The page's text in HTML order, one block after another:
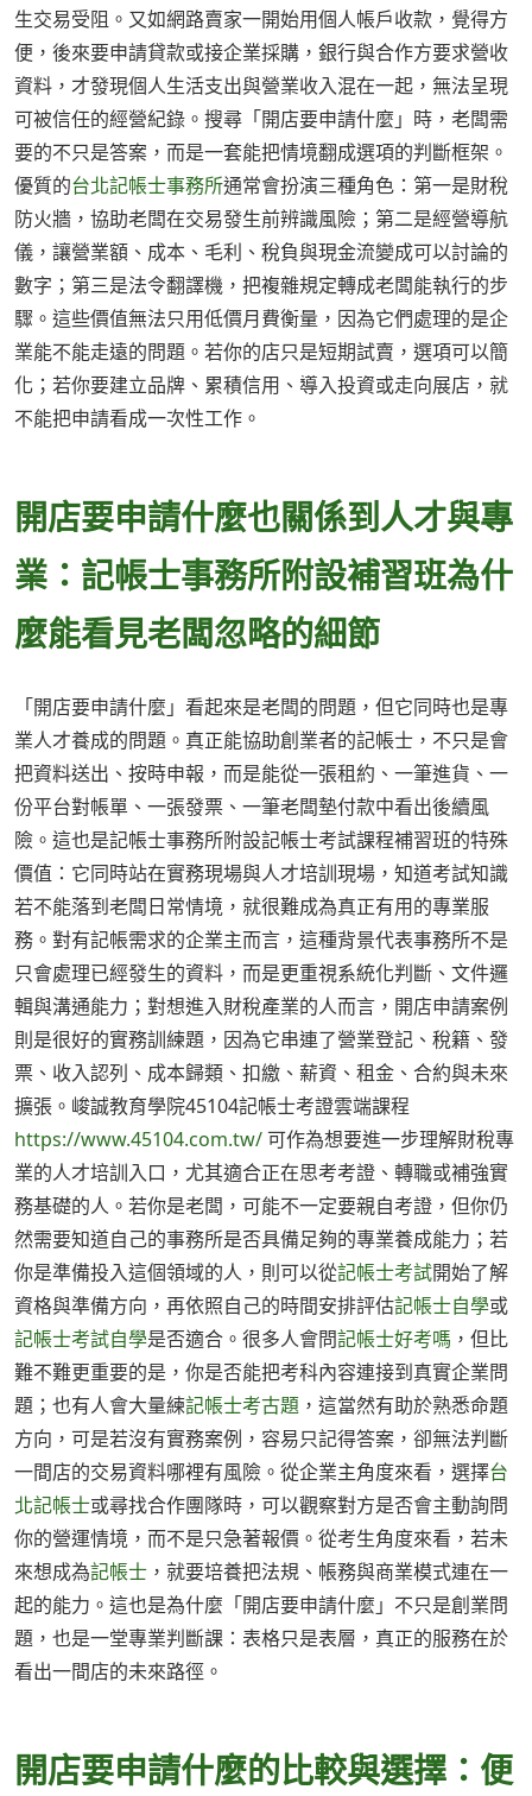
生交易受阻。又如網路賣家一開始用個人帳戶收款，覺得方
便，後來要申請貸款或接企業採購，銀行與合作方要求營收
資料，才發現個人生活支出與營業收入混在一起，無法呈現
可被信任的經營紀錄。搜尋「開店要申請什麼」時，老闆需
要的不只是答案，而是一套能把情境翻成選項的判斷框架。
優質的台北記帳士事務所通常會扮演三種角色：第一是財稅
防火牆，協助老闆在交易發生前辨識風險；第二是經營導航
儀，讓營業額、成本、毛利、稅負與現金流變成可以討論的
數字；第三是法令翻譯機，把複雜規定轉成老闆能執行的步
驟。這些價值無法只用低價月費衡量，因為它們處理的是企
業能不能走遠的問題。若你的店只是短期試賣，選項可以簡
化；若你要建立品牌、累積信用、導入投資或走向展店，就
不能把申請看成一次性工作。
開店要申請什麼也關係到人才與專
業：記帳士事務所附設補習班為什
麼能看見老闆忽略的細節
「開店要申請什麼」看起來是老闆的問題，但它同時也是專
業人才養成的問題。真正能協助創業者的記帳士，不只是會
把資料送出、按時申報，而是能從一張租約、一筆進貨、一
份平台對帳單、一張發票、一筆老闆墊付款中看出後續風
險。這也是記帳士事務所附設記帳士考試課程補習班的特殊
價值：它同時站在實務現場與人才培訓現場，知道考試知識
若不能落到老闆日常情境，就很難成為真正有用的專業服
務。對有記帳需求的企業主而言，這種背景代表事務所不是
只會處理已經發生的資料，而是更重視系統化判斷、文件邏
輯與溝通能力；對想進入財稅產業的人而言，開店申請案例
則是很好的實務訓練題，因為它串連了營業登記、稅籍、發
票、收入認列、成本歸類、扣繳、薪資、租金、合約與未來
擴張。峻誠教育學院45104記帳士考證雲端課程
https://www.45104.com.tw/ 可作為想要進一步理解財稅專
業的人才培訓入口，尤其適合正在思考考證、轉職或補強實
務基礎的人。若你是老闆，可能不一定要親自考證，但你仍
然需要知道自己的事務所是否具備足夠的專業養成能力；若
你是準備投入這個領域的人，則可以從記帳士考試開始了解
資格與準備方向，再依照自己的時間安排評估記帳士自學或
記帳士考試自學是否適合。很多人會問記帳士好考嗎 ，但比
難不難更重要的是，你是否能把考科內容連接到真實企業問
題；也有人會大量練記帳士考古題 ，這當然有助於熟悉命題
方向，可是若沒有實務案例，容易只記得答案，卻無法判斷
一間店的交易資料哪裡有風險。從企業主角度來看，選擇台
北記帳士或尋找合作團隊時，可以觀察對方是否會主動詢問
你的營運情境，而不是只急著報價。從考生角度來看，若未
來想成為記帳士 ，就要培養把法規、帳務與商業模式連在一
起的能力。這也是為什麼「開店要申請什麼」不只是創業問
題，也是一堂專業判斷課：表格只是表層，真正的服務在於
看出一間店的未來路徑。
開店要申請什麼的比較與選擇：便